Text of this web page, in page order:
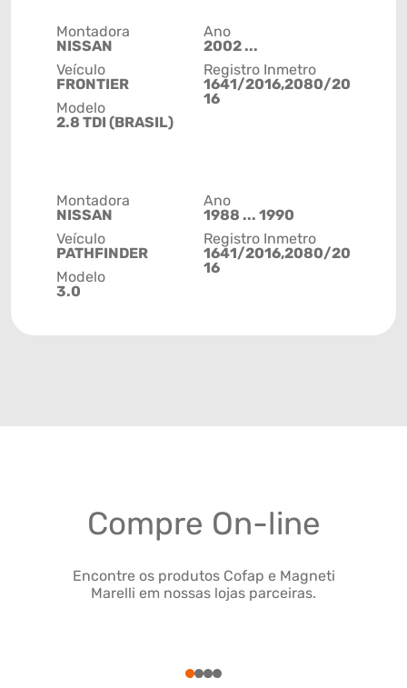
Montadora
NISSAN
Veículo
FRONTIER
Modelo
2.8 TDI (BRASIL)
Ano
2002 ...
Registro Inmetro
1641/2016,2080/20
16
Montadora
NISSAN
Veículo
PATHFINDER
Modelo
3.0
Ano
1988 ... 1990
Registro Inmetro
1641/2016,2080/20
16
Compre On-line
Encontre os produtos Cofap e Magneti
Marelli em nossas lojas parceiras.
1234